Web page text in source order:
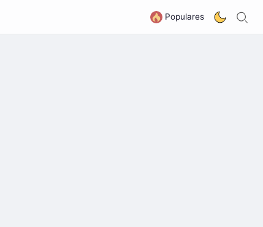
Populares